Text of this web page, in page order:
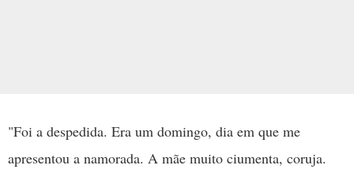
"Foi a despedida. Era um domingo, dia em que me
apresentou a namorada. A mãe muito ciumenta, coruja.